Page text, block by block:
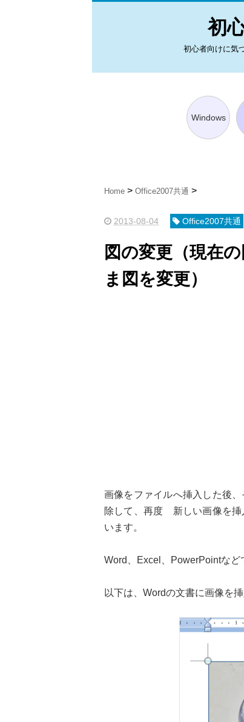
初
初心者向けに気
Windows
Home Office2007共通
2013-08-04 Office2007共通
図の変更（現在
ま図を変更）
画像をファイルへ挿入した後
除して、再度 新しい画像を挿
います。
Word、Excel、PowerPointなど
以下は、Wordの文書に画像を